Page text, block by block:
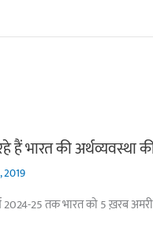
हैं भारत की अर्थव्यवस्था
वर्ष 2024-25 तक भारत को 5 ख़रब